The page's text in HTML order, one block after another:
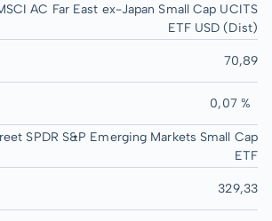
AC Far East ex-Japan Small Cap UCITS
ETF USD (Dist)
70,89
0,07 %
SPDR S&P Emerging Markets Small Cap
ETF
329,33